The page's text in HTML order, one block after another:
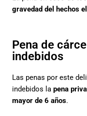
gravedad del hechos
Pena de
indebidos
Las penas por este
indebidos la pena
mayor de 6 años.